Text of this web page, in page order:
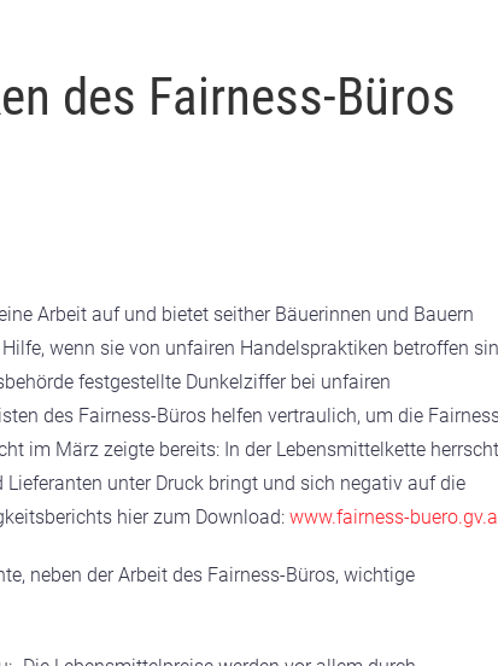
des Fairness-Büros
Arbeit auf und bietet seither Bäuerinnen und Bauern
wenn sie von unfairen Handelspraktiken betroffen
festgestellte Dunkelziffer bei unfairen
des Fairness-Büros helfen vertraulich, um die
im März zeigte bereits: In der Lebensmittelkette herrscht
unter Druck bringt und sich negativ auf die
hier zum Download: www.fairness-
neben der Arbeit des Fairness-Büros, wichtige